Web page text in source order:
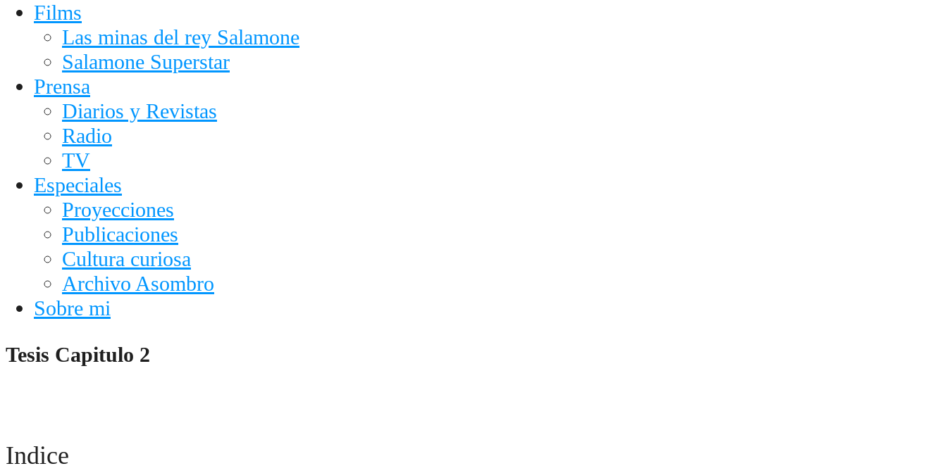
Films
Las minas del rey Salamone
Salamone Superstar
Prensa
Diarios y Revistas
Radio
TV
Especiales
Proyecciones
Publicaciones
Cultura curiosa
Archivo Asombro
Sobre mi
Tesis Capitulo 2
Indice